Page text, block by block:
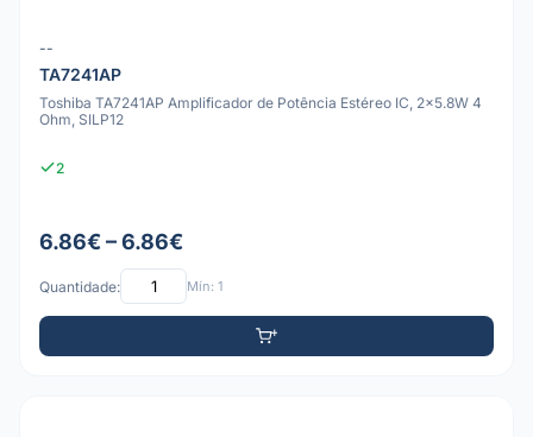
--
TA7241AP
Toshiba TA7241AP Amplificador de Potência Estéreo IC, 2x5.8W 4
Ohm, SILP12
2
6.86€ – 6.86€
Quantidade: Mín: 1